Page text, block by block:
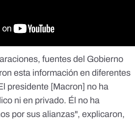
fuentes del Gobierno
esta información en diferentes
presidente [Macron] no ha
ni en privado. Él no ha
por sus alianzas", explicaron,